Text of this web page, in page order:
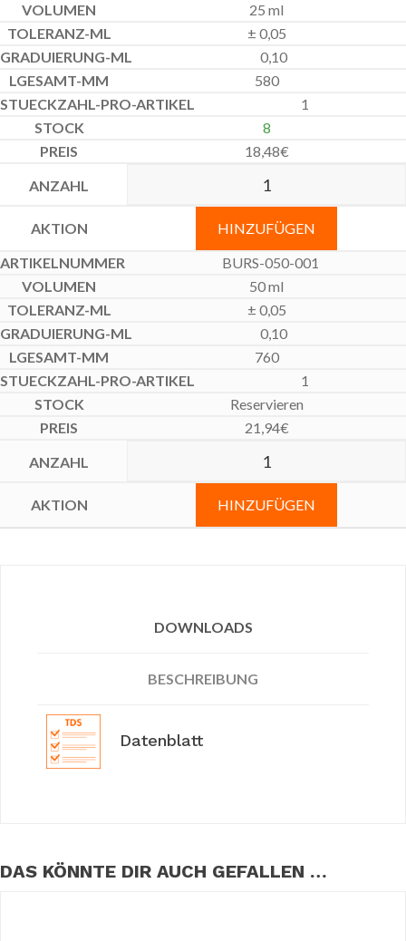
25 ml
± 0,05
0,10
580
1
8
18,48€
HINZUFÜGEN
BURS-050-001
50 ml
± 0,05
0,10
760
1
Reservieren
21,94€
HINZUFÜGEN
DOWNLOADS
BESCHREIBUNG
Datenblatt
DAS KÖNNTE DIR AUCH GEFALLEN …